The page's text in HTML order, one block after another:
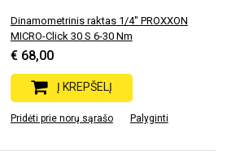
Dinamometrinis raktas 1/4" PROXXON
MICRO-Click 30 S 6-30 Nm
€ 68,00
Į KREPŠELĮ
Pridėti prie norų sąrašo Palyginti